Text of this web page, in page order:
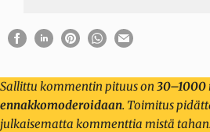
Sallittu kommentin pituus on 30–1000
ennakkomoderoidaan. Toimitus
julkaisematta kommenttia mistä